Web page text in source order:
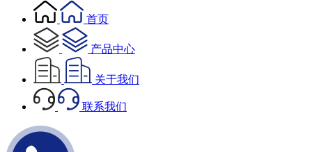
首页
产品中心
关于我们
联系我们